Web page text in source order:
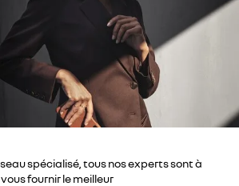
spécialisé, tous nos experts sont à
fournir le meilleur